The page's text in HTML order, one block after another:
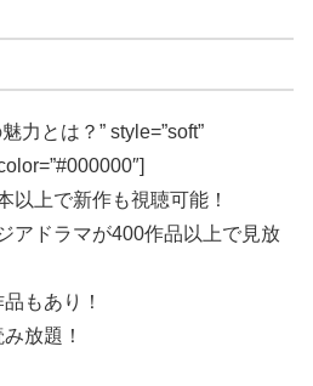
力とは？” style=”soft”
以上で新作も視聴可能！
アドラマが400作品以上で見放
もあり！
放題！